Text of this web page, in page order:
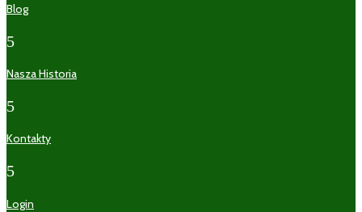
Blog
5
Nasza Historia
5
Kontakty
5
Login